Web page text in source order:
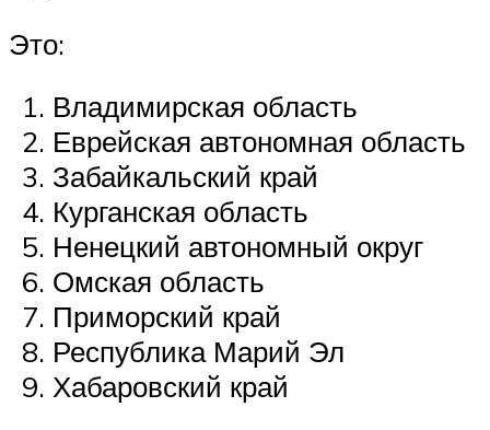
Это:
Владимирская область
Еврейская автономная область
Забайкальский край
Курганская область
Ненецкий автономный округ
Омская область
Приморский край
Республика Марий Эл
Хабаровский край